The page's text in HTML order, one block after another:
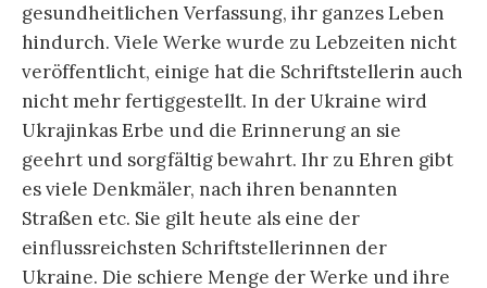
gesundheitlichen Verfassung, ihr ganzes Leben
hindurch. Viele Werke wurde zu Lebzeiten nicht
veröffentlicht, einige hat die Schriftstellerin auch
nicht mehr fertiggestellt. In der Ukraine wird
Ukrajinkas Erbe und die Erinnerung an sie
geehrt und sorgfältig bewahrt. Ihr zu Ehren gibt
es viele Denkmäler, nach ihren benannten
Straßen etc. Sie gilt heute als eine der
einflussreichsten Schriftstellerinnen der
Ukraine. Die schiere Menge der Werke und ihre